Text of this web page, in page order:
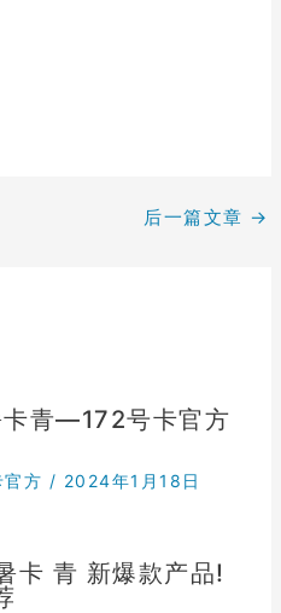
卡代理加盟
后一篇文章 →
青—172号卡官方
方 / 2024年1月18日
卡 青 新爆款产品!